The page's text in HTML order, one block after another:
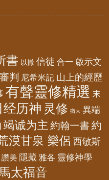
書 以撒 信徒 合一 啟示文
審判 尼希米記 山上的經歷
有聲靈修精選 末
经历神 灵修 猶大 異端
竭诚为主 約翰一書 約
漠甘泉 樂侶 西敏斯
讚美 隱藏 雅各 靈修神學
太福音